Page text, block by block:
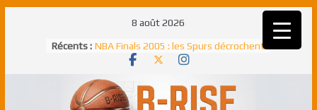
8 août 2026
Récents : meilleur défenseur d’une saison NBA
NBA Finals 2005 : les Spurs décrochent
face aux Pistons
NBA Finals 2021 : les Bucks et Giannis